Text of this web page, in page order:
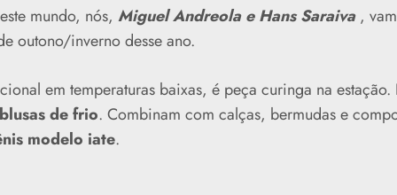
mundo, nós, Miguel Andreola e Hans Saraiva,
outono/inverno desse ano.
em temperaturas baixas, é peça curinga na estação.
de frio. Combinam com calças, bermudas e
modelo iate.